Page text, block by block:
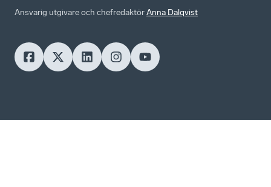
Ansvarig utgivare och chefredaktörAnna Dalqvist